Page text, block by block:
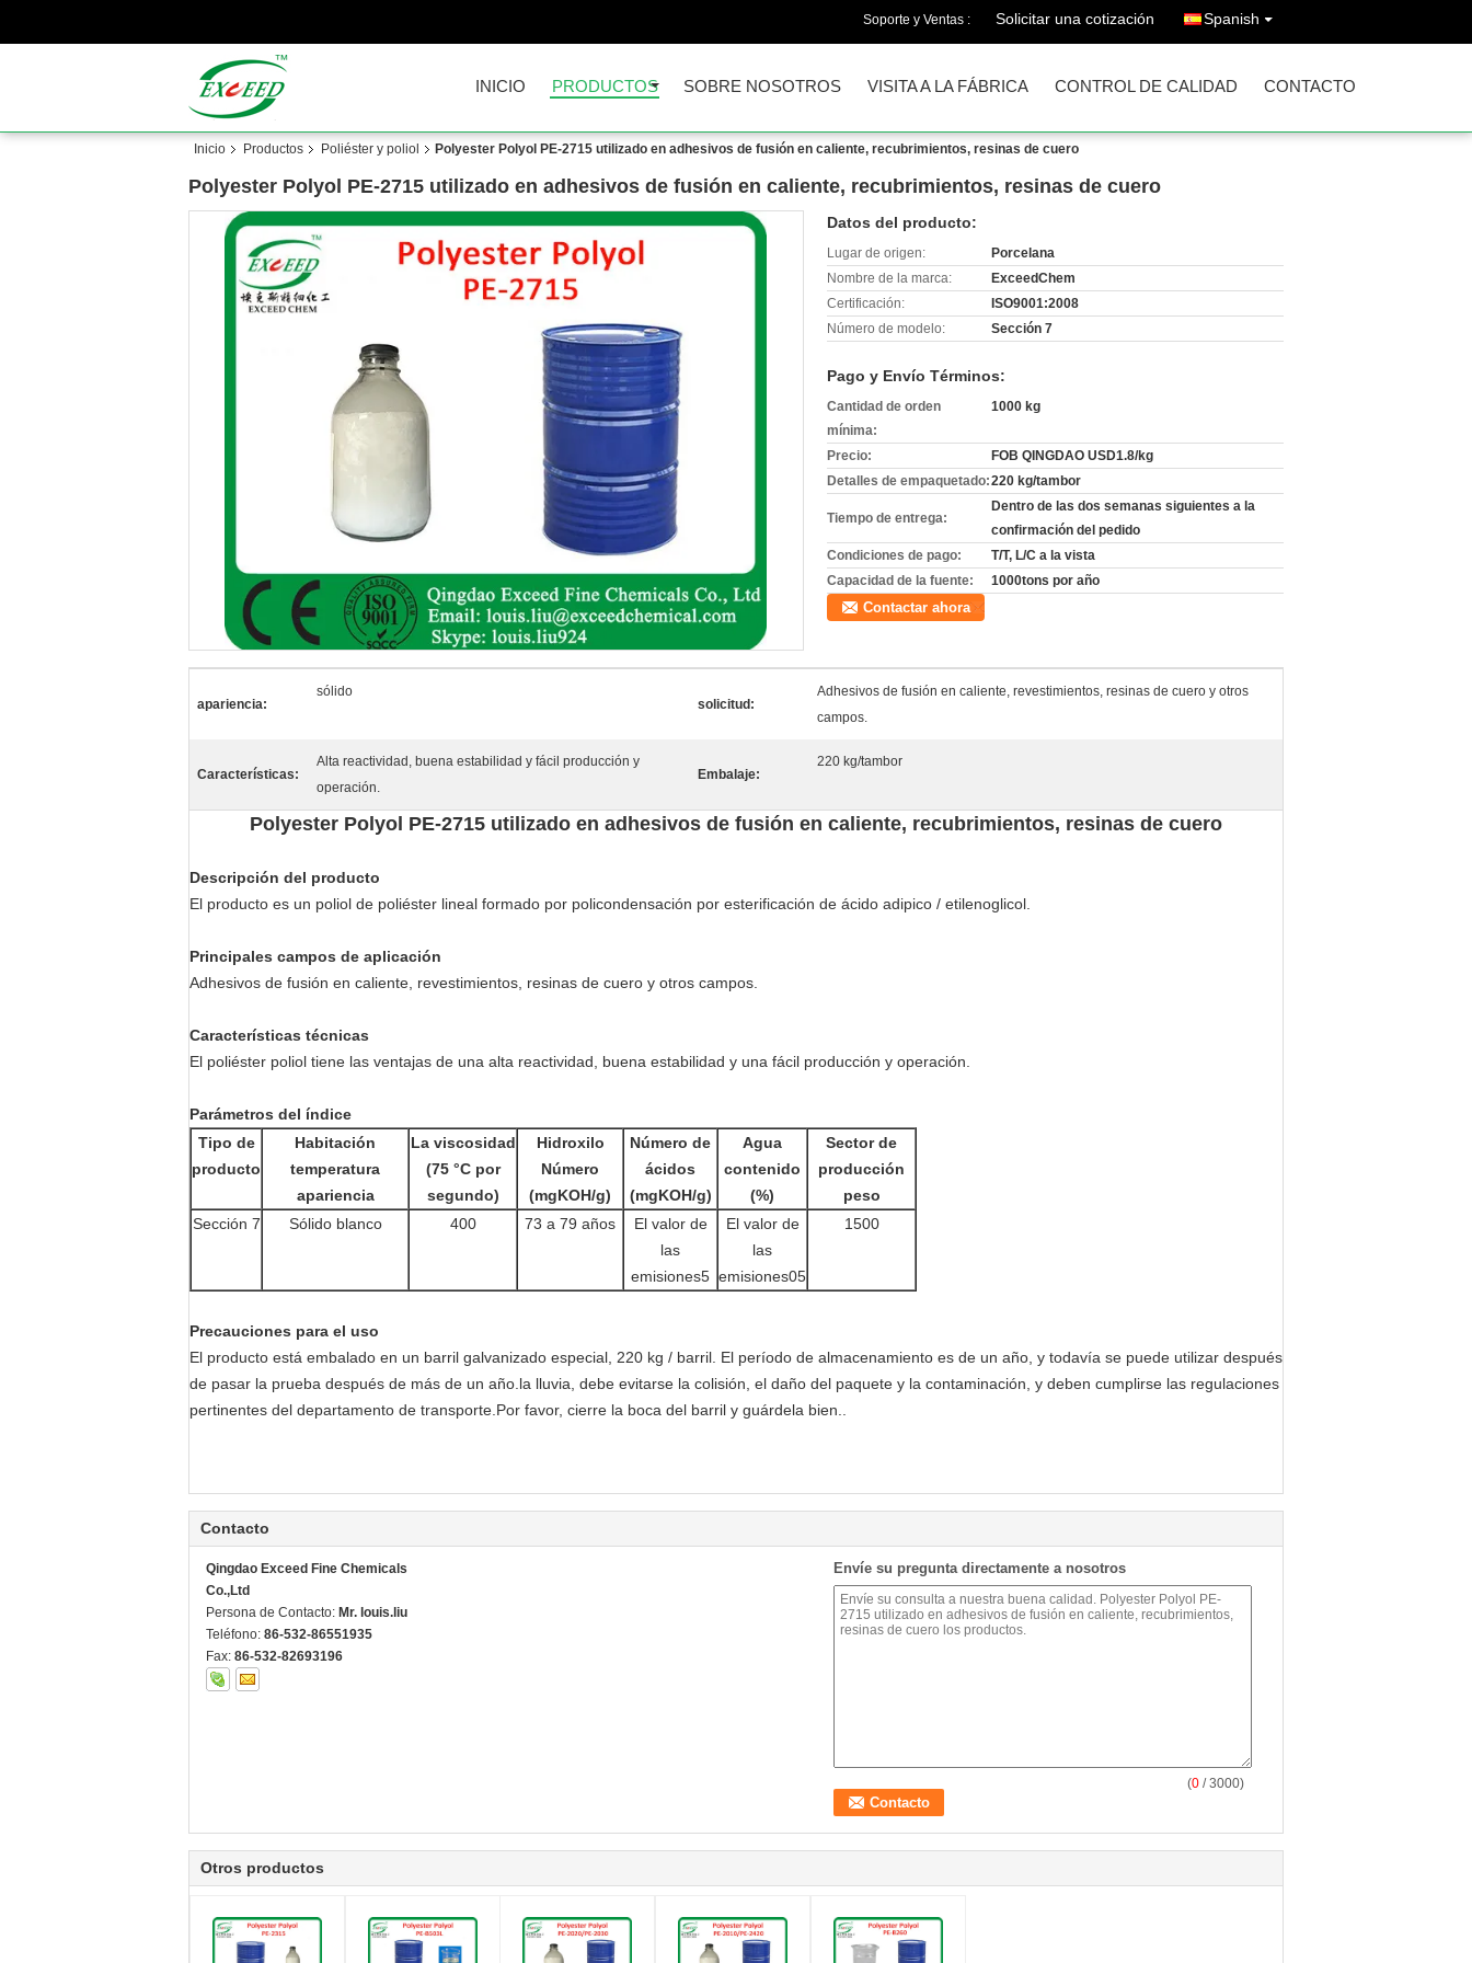
Soporte y Ventas : Solicitar una cotización Spanish
INICIO PRODUCTOS SOBRE NOSOTROS VISITA A LA FÁBRICA CONTROL DE CALIDAD CONTACTO
Inicio Productos Poliéster y poliol Polyester Polyol PE-2715 utilizado en adhesivos de fusión en caliente, recubrimientos, resinas de cuero
Polyester Polyol PE-2715 utilizado en adhesivos de fusión en caliente, recubrimientos, resinas de cuero
Datos del producto:
Lugar de origen:
Porcelana
Nombre de la marca:
ExceedChem
Certificación:
ISO9001:2008
Número de modelo:
Sección 7
Pago y Envío Términos:
Cantidad de orden
mínima:
1000 kg
Precio:
FOB QINGDAO USD1.8/kg
Detalles de empaquetado:220 kg/tambor
Tiempo de entrega:
Dentro de las dos semanas siguientes a la
confirmación del pedido
Condiciones de pago:
T/T, L/C a la vista
Capacidad de la fuente:
1000tons por año
Contactar ahora
apariencia:
sólido
solicitud:
Adhesivos de fusión en caliente, revestimientos, resinas de cuero y otros
campos.
Características:
Alta reactividad, buena estabilidad y fácil producción y
operación.
Embalaje:
220 kg/tambor
Polyester Polyol PE-2715 utilizado en adhesivos de fusión en caliente, recubrimientos, resinas de cuero
Descripción del producto
El producto es un poliol de poliéster lineal formado por policondensación por esterificación de ácido adipico / etilenoglicol.
Principales campos de aplicación
Adhesivos de fusión en caliente, revestimientos, resinas de cuero y otros campos.
Características técnicas
El poliéster poliol tiene las ventajas de una alta reactividad, buena estabilidad y una fácil producción y operación.
Parámetros del índice
Tipo de
producto
Habitación
temperatura
apariencia
La viscosidad
(75 °C por
segundo)
Hidroxilo
Número
(mgKOH/g)
Número de
ácidos
(mgKOH/g)
Agua
contenido
(%)
Sector de
producción
peso
Sección 7
Sólido blanco 400 73 a 79 años
El valor de
las
emisiones5
El valor de
las
emisiones05
1500
Precauciones para el uso
El producto está embalado en un barril galvanizado especial, 220 kg / barril. El período de almacenamiento es de un año, y todavía se puede utilizar después
de pasar la prueba después de más de un año.la lluvia, debe evitarse la colisión, el daño del paquete y la contaminación, y deben cumplirse las regulaciones
pertinentes del departamento de transporte.Por favor, cierre la boca del barril y guárdela bien..
Contacto
Qingdao Exceed Fine Chemicals
Co.,Ltd
Persona de Contacto: Mr. louis.liu
Teléfono: 86-532-86551935
Fax: 86-532-82693196
Envíe su pregunta directamente a nosotros
(0 / 3000)
Otros productos